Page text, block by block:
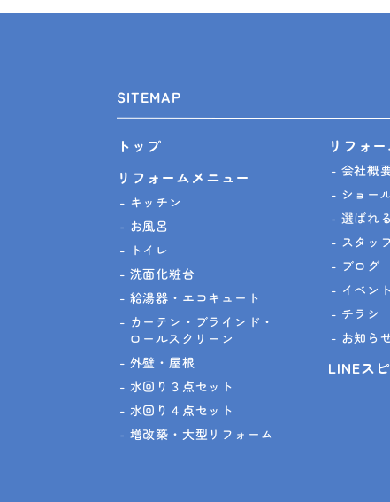
SITEMAP
トップ
リフォームメニュー
キッチン
お風呂
トイレ
洗面化粧台
給湯器・エコキュート
カーテン・ブラインド・
ロールスクリーン
外壁・屋根
水回り３点セット
水回り４点セット
増改築・大型リフォーム
リフォ
会社概
ショー
選ばれ
スタッ
ブログ
イベント
チラシ
お知ら
LINEス